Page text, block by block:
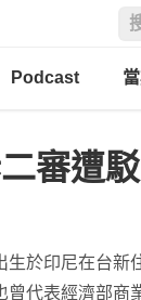
Podcast
審遭
生於印尼在台新
曾代表經濟部商